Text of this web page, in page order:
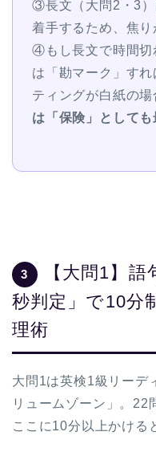
③長文（大問2・3
着手するため、焦り
④もし長文で時間切
は「勘マーク」す
ティングが白紙の場
は「保険」としても
3
【大問1】
秒判定」で10分
理術
大問1は英検1級リーデ
リュームゾーン」。22
ここに10分以上かける